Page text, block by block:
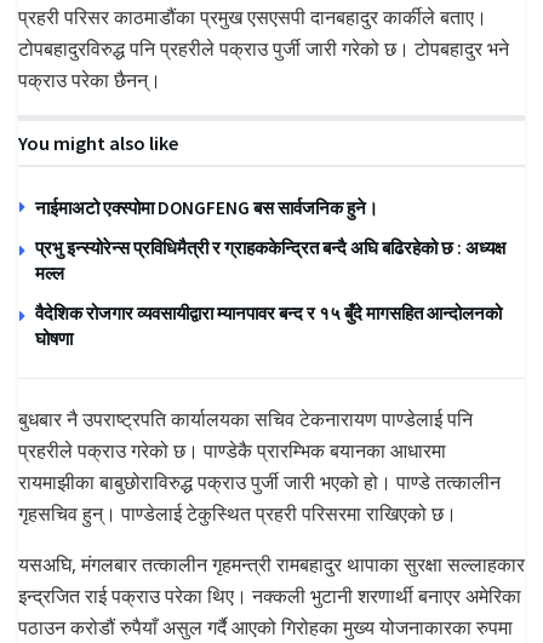
प्रहरी परिसर काठमाडौंका प्रमुख एसएसपी दानबहादुर कार्कीले बताए।
टोपबहादुरविरुद्ध पनि प्रहरीले पक्राउ पुर्जी जारी गरेको छ। टोपबहादुर भने
पक्राउ परेका छैनन्।
You might also like
नाईमाअटो एक्स्पोमा DONGFENG बस सार्वजनिक हुने।
प्रभु इन्स्योरेन्स प्रविधिमैत्री र ग्राहककेन्द्रित बन्दै अघि बढिरहेको छ : अध्यक्ष
मल्ल
वैदेशिक रोजगार व्यवसायीद्वारा म्यानपावर बन्द र १५ बुँदे मागसहित आन्दोलनको
घोषणा
बुधबार नै उपराष्ट्रपति कार्यालयका सचिव टेकनारायण पाण्डेलाई पनि
प्रहरीले पक्राउ गरेको छ। पाण्डेकै प्रारम्भिक बयानका आधारमा
रायमाझीका बाबुछोराविरुद्ध पक्राउ पुर्जी जारी भएको हो। पाण्डे तत्कालीन
गृहसचिव हुन्। पाण्डेलाई टेकुस्थित प्रहरी परिसरमा राखिएको छ।
यसअघि, मंगलबार तत्कालीन गृहमन्त्री रामबहादुर थापाका सुरक्षा सल्लाहकार
इन्द्रजित राई पक्राउ परेका थिए। नक्कली भुटानी शरणार्थी बनाएर अमेरिका
पठाउन करोडौं रुपैयाँ असुल गर्दै आएको गिरोहका मुख्य योजनाकारका रुपमा